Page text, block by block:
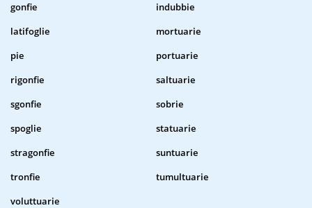
gonfie
indubbie
latifoglie
mortuarie
pie
portuarie
rigonfie
saltuarie
sgonfie
sobrie
spoglie
statuarie
stragonfie
suntuarie
tronfie
tumultuarie
voluttuarie